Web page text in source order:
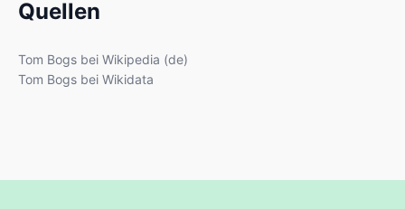
Quellen
Tom Bogs bei Wikipedia (de)
Tom Bogs bei Wikidata